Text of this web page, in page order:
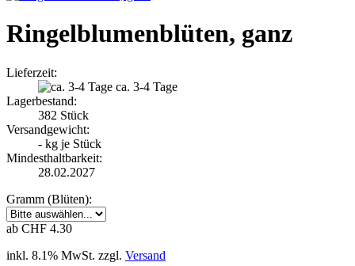
Ringelblumenblüten, ganz
Lieferzeit:
ca. 3-4 Tage
Lagerbestand:
382 Stück
Versandgewicht:
- kg je Stück
Mindesthaltbarkeit:
28.02.2027
Gramm (Blüten):
ab CHF 4.30
inkl. 8.1% MwSt. zzgl. Versand